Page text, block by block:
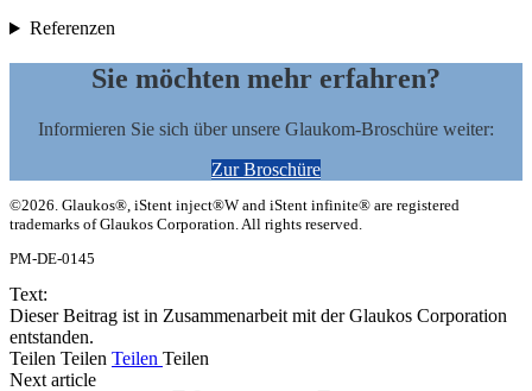
Referenzen
Sie möchten mehr erfahren?
Informieren Sie sich über unsere Glaukom-Broschüre weiter:
Zur Broschüre
©2026. Glaukos®, iStent inject®W and iStent infinite® are registered
trademarks of Glaukos Corporation. All rights reserved.
PM-DE-0145
Text:
Dieser Beitrag ist in Zusammenarbeit mit der Glaukos Corporation
entstanden.
Teilen Teilen Teilen Teilen
Next article